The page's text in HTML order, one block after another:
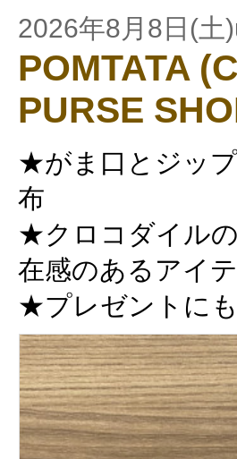
2026年8月8日(土
POMTATA
PURSE
★がま口とジッ
布
★クロコダイル
在感のあるアイ
★プレゼントに